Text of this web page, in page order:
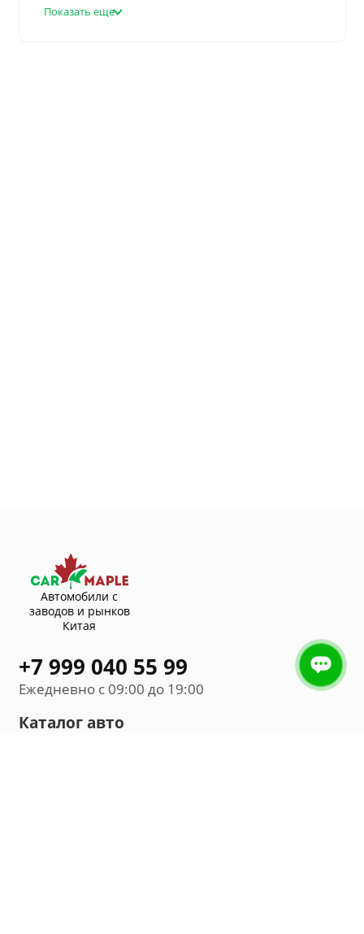
Показать еще
Автомобили с
заводов и рынков
Китая
+7 999 040 55 99
Ежедневно с 09:00 до 19:00
Каталог авто